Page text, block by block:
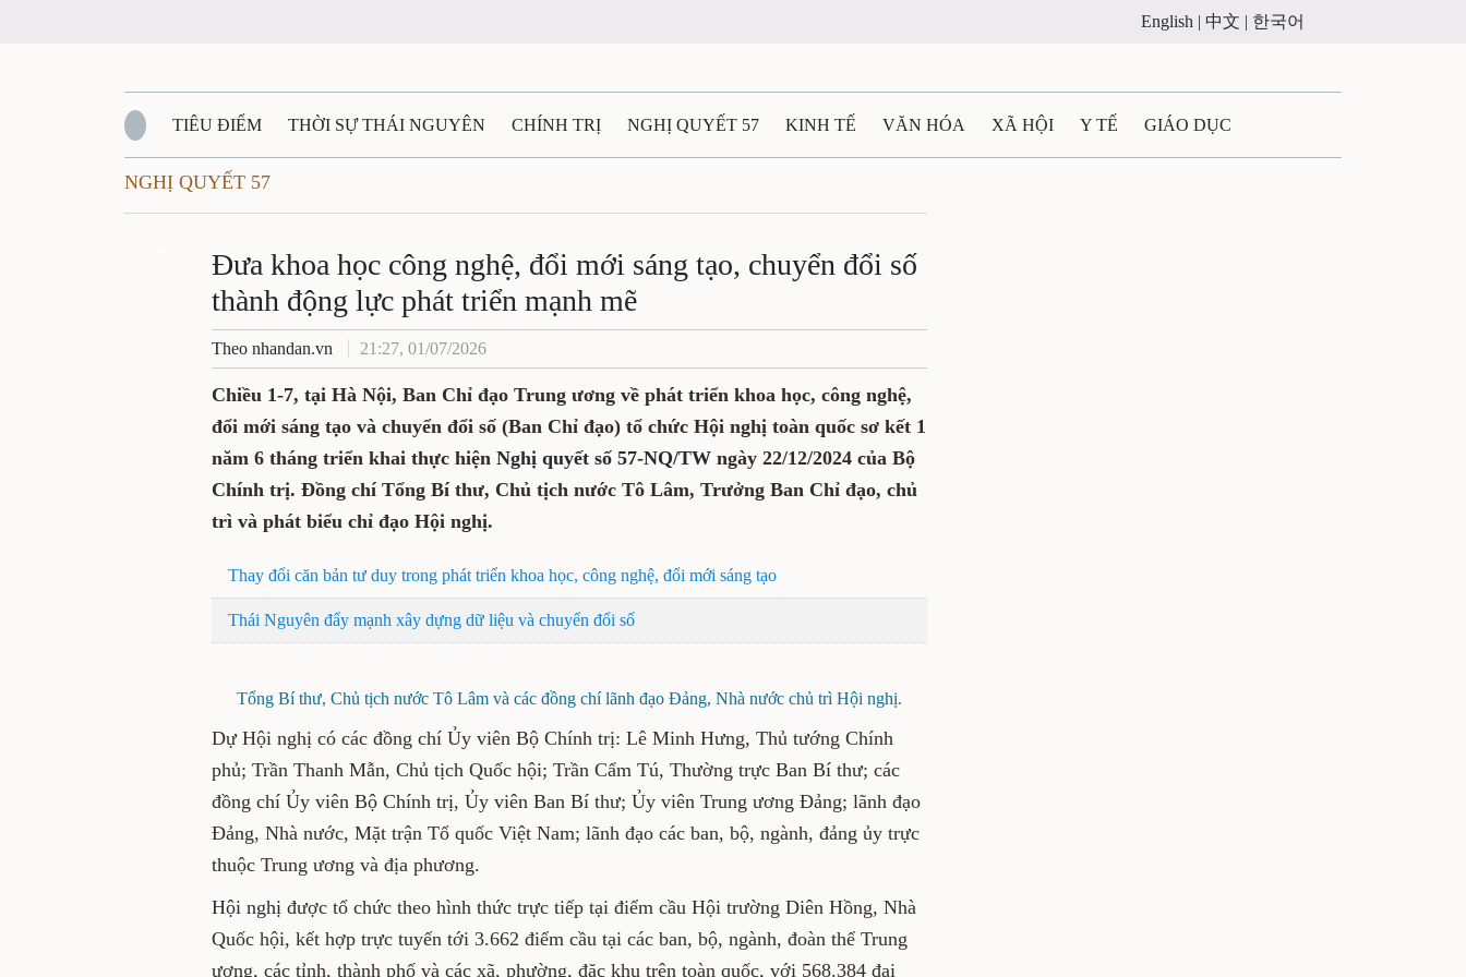
English | 中文 | 한국어
TIÊU ĐIỂM THỜI SỰ THÁI NGUYÊN CHÍNH TRỊ NGHỊ QUYẾT 57 KINH TẾ VĂN HÓA XÃ HỘI Y TẾ GIÁO DỤC
QUỐC PHÒNG - AN NINH
QUÊ HƯƠNG - ĐẤT NƯỚC QUỐC TẾ TÀI NGUYÊN - MÔI TRƯỜNG THỂ THAO THÔNG TIN - QUẢNG CÁO
VĂN BẢN, CHÍNH SÁCH MỚI VĂN NGHỆ THÁI NGUYÊN
NGHỊ QUYẾT 57
Đưa khoa học công nghệ, đổi mới sáng tạo, chuyển đổi số
thành động lực phát triển mạnh mẽ
Theo nhandan.vn 21:27, 01/07/2026
Chiều 1-7, tại Hà Nội, Ban Chỉ đạo Trung ương về phát triển khoa học, công nghệ,
đổi mới sáng tạo và chuyển đổi số (Ban Chỉ đạo) tổ chức Hội nghị toàn quốc sơ kết 1
năm 6 tháng triển khai thực hiện Nghị quyết số 57-NQ/TW ngày 22/12/2024 của Bộ
Chính trị. Đồng chí Tổng Bí thư, Chủ tịch nước Tô Lâm, Trưởng Ban Chỉ đạo, chủ
trì và phát biểu chỉ đạo Hội nghị.
Thay đổi căn bản tư duy trong phát triển khoa học, công nghệ, đổi mới sáng tạo
Thái Nguyên đẩy mạnh xây dựng dữ liệu và chuyển đổi số
Tổng Bí thư, Chủ tịch nước Tô Lâm và các đồng chí lãnh đạo Đảng, Nhà nước chủ trì Hội nghị.
Dự Hội nghị có các đồng chí Ủy viên Bộ Chính trị: Lê Minh Hưng, Thủ tướng Chính
phủ; Trần Thanh Mẫn, Chủ tịch Quốc hội; Trần Cẩm Tú, Thường trực Ban Bí thư; các
đồng chí Ủy viên Bộ Chính trị, Ủy viên Ban Bí thư; Ủy viên Trung ương Đảng; lãnh đạo
Đảng, Nhà nước, Mặt trận Tổ quốc Việt Nam; lãnh đạo các ban, bộ, ngành, đảng ủy trực
thuộc Trung ương và địa phương.
Hội nghị được tổ chức theo hình thức trực tiếp tại điểm cầu Hội trường Diên Hồng, Nhà
Quốc hội, kết hợp trực tuyến tới 3.662 điểm cầu tại các ban, bộ, ngành, đoàn thể Trung
ương, các tỉnh, thành phố và các xã, phường, đặc khu trên toàn quốc, với 568.384 đại